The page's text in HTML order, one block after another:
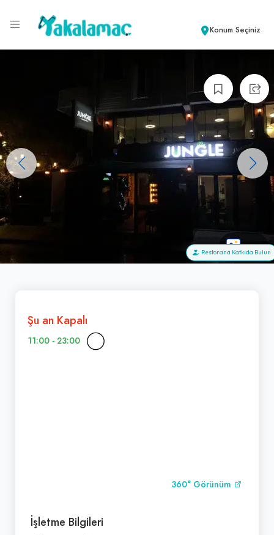
Konum Seçiniz
+14
Restorana Katkıda Bulun
Şu an Kapalı
11:00 - 23:00
360° Görünüm
İşletme Bilgileri